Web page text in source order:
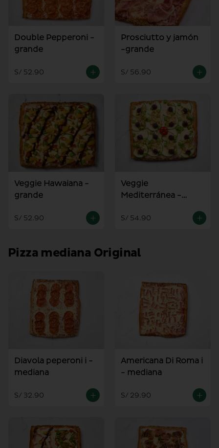
Double Pepperoni -
grande
S/ 52.90
Prosciutto y jamón
-grande
S/ 56.90
Veggie Hawaiana -
grande
S/ 52.90
Veggie
Mediterránea -
S/ 54.90
Pizza mediana Original
Diavola peperoni i -
mediana
S/ 32.90
Americana Di Roma i
- mediana
S/ 29.90